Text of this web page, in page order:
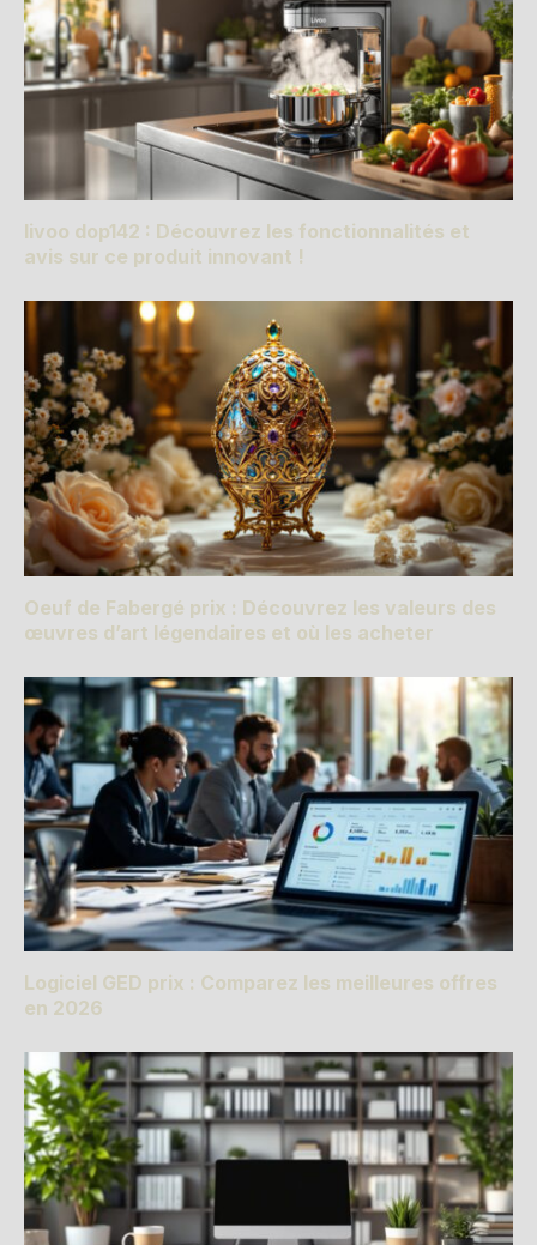
livoo dop142 : Découvrez les fonctionnalités et
avis sur ce produit innovant !
Oeuf de Fabergé prix : Découvrez les valeurs des
œuvres d’art légendaires et où les acheter
Logiciel GED prix : Comparez les meilleures offres
en 2026